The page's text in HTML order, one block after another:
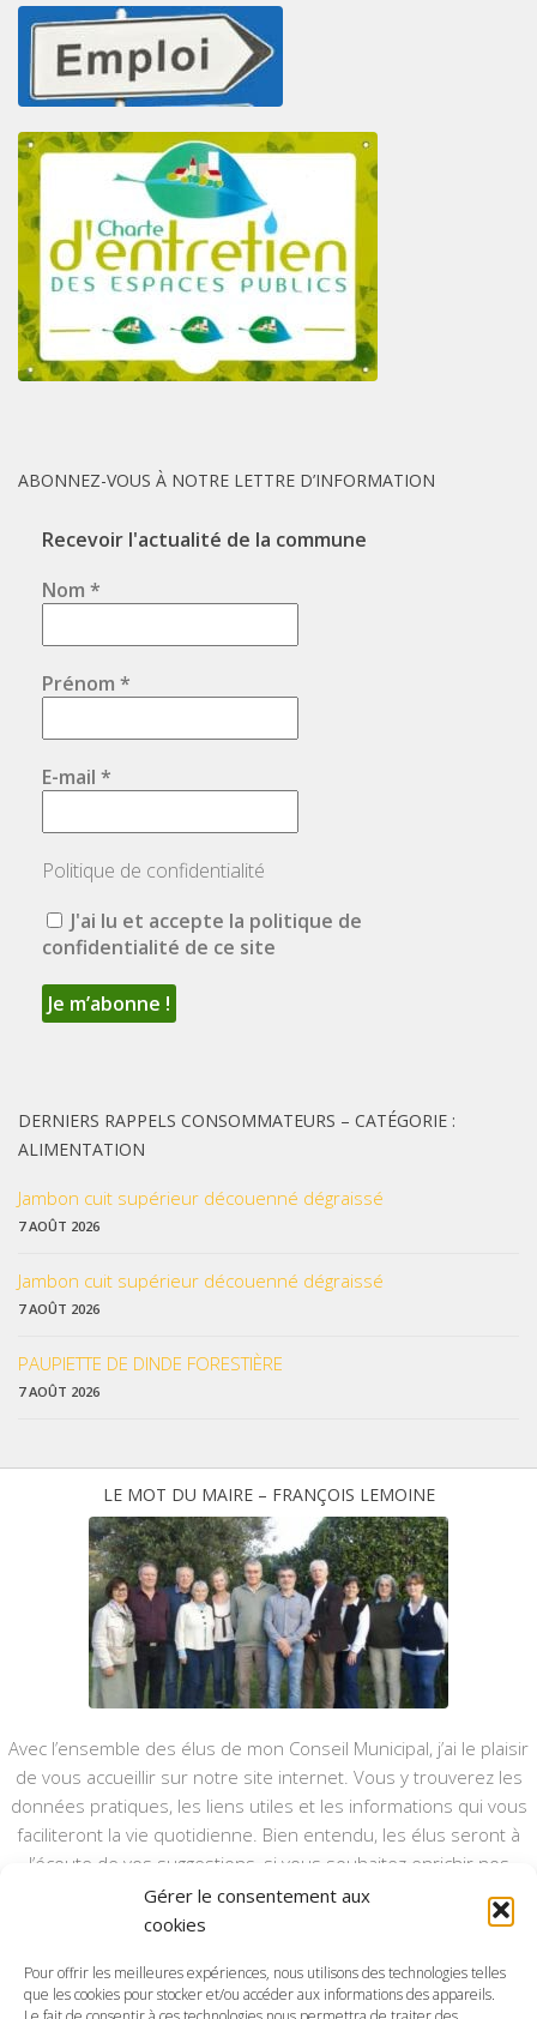
Gérer le consentement aux
cookies
Pour offrir les meilleures expériences, nous utilisons des technologies telles
que les cookies pour stocker et/ou accéder aux informations des appareils.
ABONNEZ-VOUS À NOTRE LETTRE D’INFORMATION
Recevoir l'actualité de la commune
Nom *
Prénom *
E-mail *
Politique de confidentialité
J'ai lu et accepte la politique de
confidentialité de ce site
DERNIERS RAPPELS CONSOMMATEURS – CATÉGORIE :
ALIMENTATION
Jambon cuit supérieur découenné dégraissé
7 AOÛT 2026
Jambon cuit supérieur découenné dégraissé
7 AOÛT 2026
PAUPIETTE DE DINDE FORESTIÈRE
7 AOÛT 2026
LE MOT DU MAIRE – FRANÇOIS LEMOINE
Avec l’ensemble des élus de mon Conseil Municipal, j’ai le plaisir
de vous accueillir sur notre site internet. Vous y trouverez les
données pratiques, les liens utiles et les informations qui vous
faciliteront la vie quotidienne. Bien entendu, les élus seront à
l’écoute de vos suggestions, si vous souhaitez enrichir nos
rubriques ou nos informations.
Ce type de communication vient en complément du bulletin
annuel, nous le ferons vivre et il sera actualisé pour mieux vous
informer.